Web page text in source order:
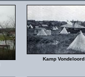
Kamp Vondeloord